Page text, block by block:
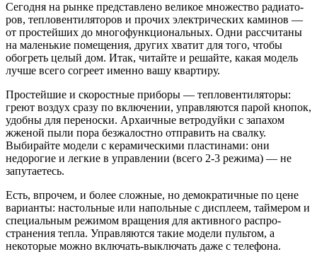
Сегодня на рынке представлено великое множество радиато­
ров, тепловентиляторов и прочих электрических каминов —
от простейших до многофункциональных. Одни рассчита­ны
на маленькие помещения, других хватит для того, чтобы
обогреть целый дом. Итак, читайте и решайте, какая модель
лучше всего согреет именно вашу квартиру.
Простейшие и скоростные приборы — тепловентиляторы:
греют воздух сра­зу по включении, управляются парой кнопок,
удобны для переноски. Арха­ичные ветродуйки с запахом
жженой пыли пора безжалостно отправить на свалку.
Выбирайте модели с керами­ческими пластинами: они
недорогие и легкие в управлении (всего 2-3 ре­жима) — не
запутаетесь.
Есть, впрочем, и более сложные, но демократичные по цене
варианты: настольные или напольные с диспле­ем, таймером и
специальным режи­мом вращения для активного распро­
странения тепла. Управляются такие модели пультом, а
некоторые мож­но включать-выключать даже с теле­фона.